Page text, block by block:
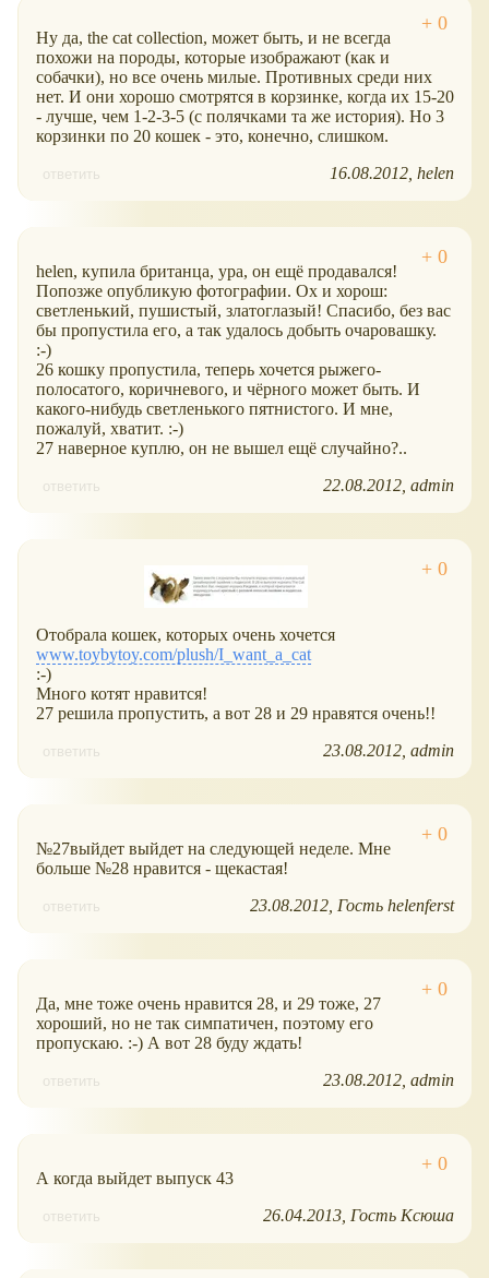
Ну да, the cat collection, может быть, и не всегда
похожи на породы, которые изображают (как и
собачки), но все очень милые. Противных среди них
нет. И они хорошо смотрятся в корзинке, когда их 15-20
- лучше, чем 1-2-3-5 (с полячками та же история). Но 3
корзинки по 20 кошек - это, конечно, слишком.
ответить 16.08.2012 helen
helen, купила британца, ура, он ещё продавался!
Попозже опубликую фотографии. Ох и хорош:
светленький, пушистый, златоглазый! Спасибо, без вас
бы пропустила его, а так удалось добыть очаровашку.
:-)
26 кошку пропустила, теперь хочется рыжего-
полосатого, коричневого, и чёрного может быть. И
какого-нибудь светленького пятнистого. И мне,
пожалуй, хватит. :-)
27 наверное куплю, он не вышел ещё случайно?..
ответить 22.08.2012 admin
Отобрала кошек, которых очень хочется
www.toybytoy.com/plush/I_want_a_cat
:-)
Много котят нравится!
27 решила пропустить, а вот 28 и 29 нравятся очень!!
ответить 23.08.2012 admin
№27выйдет выйдет на следующей неделе. Мне
больше №28 нравится - щекастая!
ответить 23.08.2012 Гость helenferst
Да, мне тоже очень нравится 28, и 29 тоже, 27
хороший, но не так симпатичен, поэтому его
пропускаю. :-) А вот 28 буду ждать!
ответить 23.08.2012 admin
А когда выйдет выпуск 43
ответить 26.04.2013 Гость Ксюша